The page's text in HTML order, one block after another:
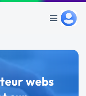
webs